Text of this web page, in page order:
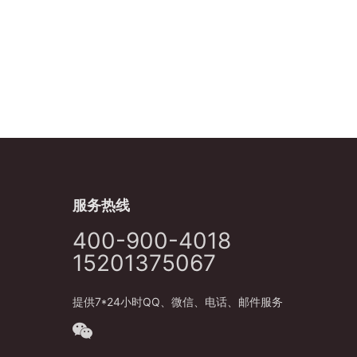
服务热线
400-900-4018
15201375067
提供7*24小时QQ、微信、电话、邮件服务